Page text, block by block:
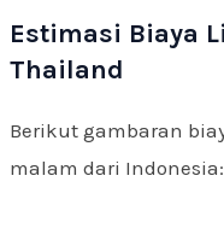
Estimasi Biaya
Thailand
Berikut gambaran
malam dari Indonesia: